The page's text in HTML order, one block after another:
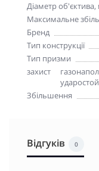
Діаметр
Максимальне
Бренд
Тип конструкції
Тип призми
захист
Збільшення
Відгуків 0